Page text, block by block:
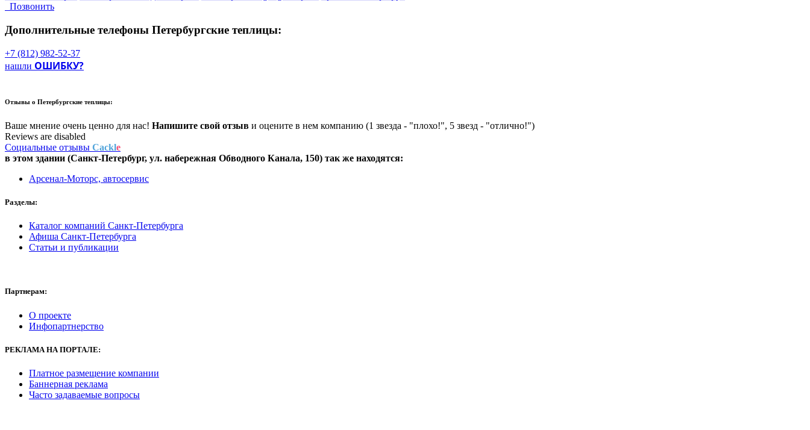
Позвонить
Дополнительные телефоны Петербургские теплицы:
+7 (812) 982-52-37
нашли ОШИБКУ?
Отзывы о Петербургские теплицы:
Ваше мнение очень ценно для нас! Напишите свой отзыв и оцените в нем компанию (1 звезда - "плохо!", 5 звезд - "отлично!")
Reviews are disabled
Социальные отзывы Cackle
в этом здании (Санкт-Петербург, ул. набережная Обводного Канала, 150) так же находятся:
Арсенал-Моторс, автосервис
Разделы:
Каталог компаний Санкт-Петербурга
Афиша Санкт-Петербурга
Статьи и публикации
Партнерам:
О проекте
Инфопартнерство
РЕКЛАМА НА ПОРТАЛЕ:
Платное размещение компании
Баннерная реклама
Часто задаваемые вопросы